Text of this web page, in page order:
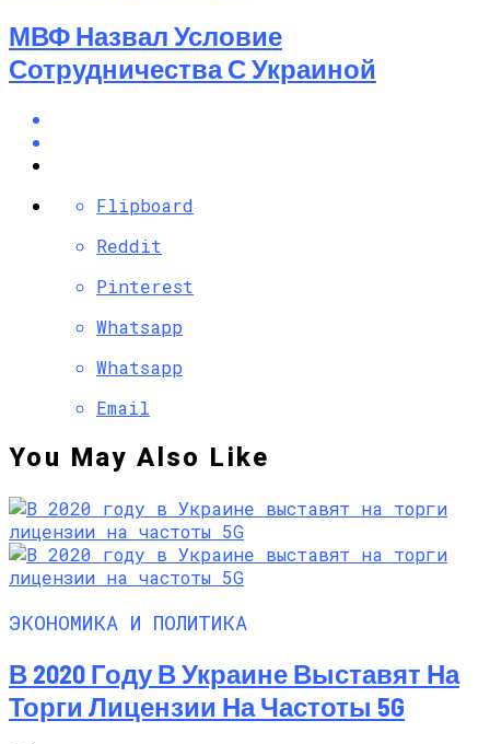
МВФ Назвал Условие
Сотрудничества С Украиной
Flipboard
Reddit
Pinterest
Whatsapp
Whatsapp
Email
You May Also Like
ЭКОНОМИКА И ПОЛИТИКА
В 2020 Году В Украине Выставят На
Торги Лицензии На Частоты 5G